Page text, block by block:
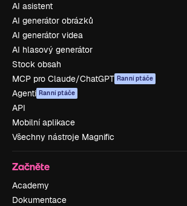
AI asistent
AI generátor obrázků
AI generátor videa
AI hlasový generátor
Stock obsah
MCP pro Claude/ChatGPT Ranní ptáče
Agenti Ranní ptáče
API
Mobilní aplikace
Všechny nástroje Magnific
Začněte
Academy
Dokumentace